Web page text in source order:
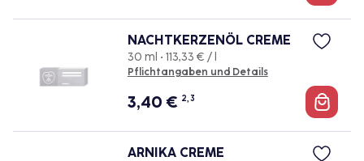
NACHTKERZENÖL CREME
30 ml • 113,33 € / l
Pflichtangaben und Details
3,40€ 2, 3
ARNIKA CREME